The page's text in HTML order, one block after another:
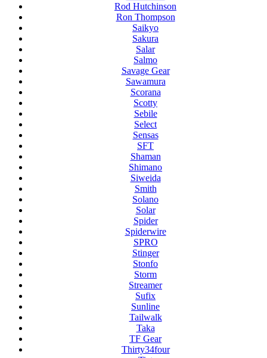
Rod Hutchinson
Ron Thompson
Saikyo
Sakura
Salar
Salmo
Savage Gear
Sawamura
Scorana
Scotty
Sebile
Select
Sensas
SFT
Shaman
Shimano
Siweida
Smith
Solano
Solar
Spider
Spiderwire
SPRO
Stinger
Stonfo
Storm
Streamer
Sufix
Sunline
Tailwalk
Taka
TF Gear
Thirty34four